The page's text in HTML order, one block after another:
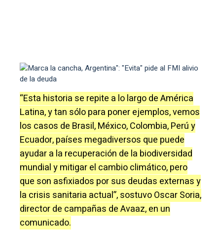
“Esta historia se repite a lo largo de América
Latina, y tan sólo para poner ejemplos, vemos
los casos de Brasil, México, Colombia, Perú y
Ecuador, países megadiversos que puede
ayudar a la recuperación de la biodiversidad
mundial y mitigar el cambio climático, pero
que son asfixiados por sus deudas externas y
la crisis sanitaria actual”, sostuvo Oscar Soria,
director de campañas de Avaaz, en un
comunicado.